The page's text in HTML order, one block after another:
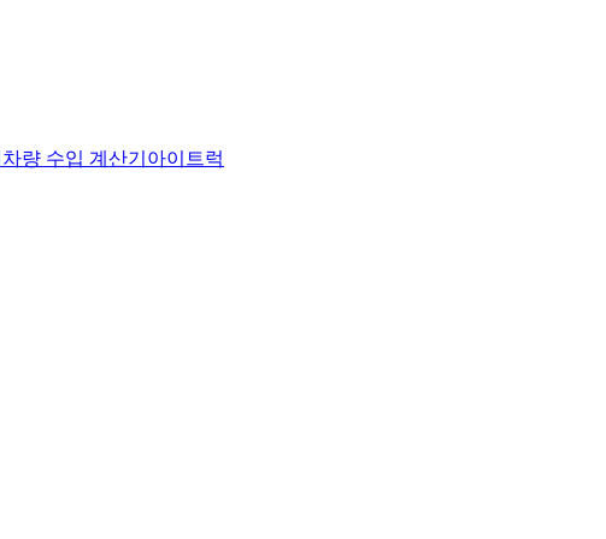
차량 수입 계산기 아이트럭